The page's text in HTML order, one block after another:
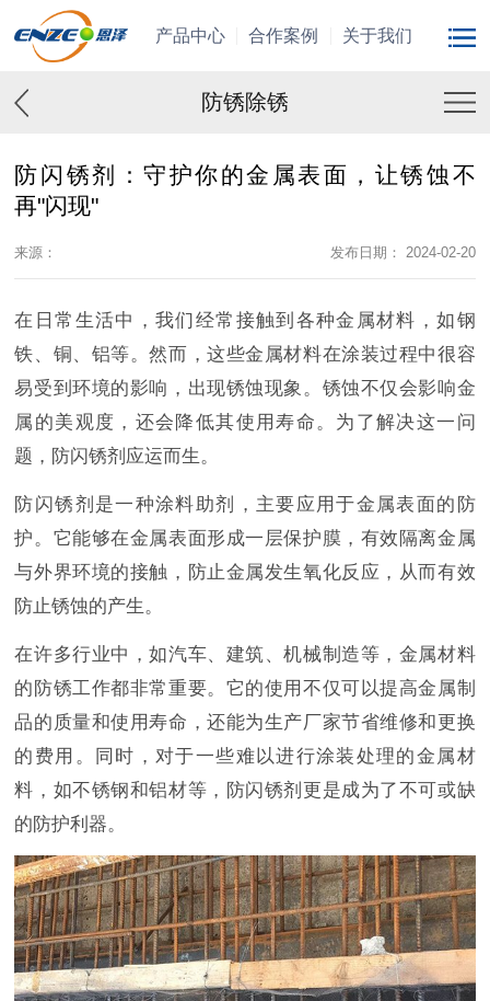
产品中心 合作案例 关于我们
防锈除锈
防闪锈剂：守护你的金属表面，让锈蚀不
再"闪现"
来源： 发布日期： 2024-02-20
在日常生活中，我们经常接触到各种金属材料，如钢
铁、铜、铝等。然而，这些金属材料在涂装过程中很容
易受到环境的影响，出现锈蚀现象。锈蚀不仅会影响金
属的美观度，还会降低其使用寿命。为了解决这一问
题，防闪锈剂应运而生。
防闪锈剂是一种涂料助剂，主要应用于金属表面的防
护。它能够在金属表面形成一层保护膜，有效隔离金属
与外界环境的接触，防止金属发生氧化反应，从而有效
防止锈蚀的产生。
在许多行业中，如汽车、建筑、机械制造等，金属材料
的防锈工作都非常重要。它的使用不仅可以提高金属制
品的质量和使用寿命，还能为生产厂家节省维修和更换
的费用。同时，对于一些难以进行涂装处理的金属材
料，如不锈钢和铝材等，防闪锈剂更是成为了不可或缺
的防护利器。